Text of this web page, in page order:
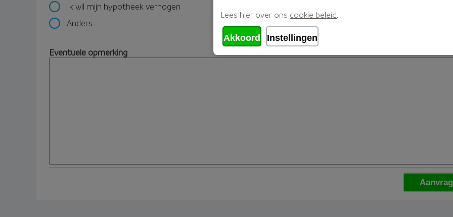
Ik wil mijn hypotheek verhogen
Anders
Eventuele opmerking
Lees hier over ons cookie beleid.
Akkoord Instellingen